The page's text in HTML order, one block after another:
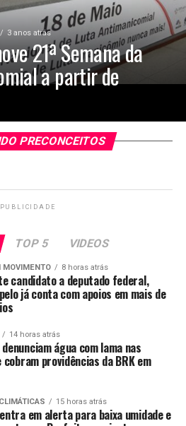
3 anos atrás
21ª Semana da
a partir de
PRECONCEITOS
PUBLICIDADE
TOP 5 VIDEOS
MOVIMENTO 8 horas atrás
candidato a deputado federal,
já conta com apoios em mais de
14 horas atrás
água com lama nas
providências da BRK em
15 horas atrás
em alerta para baixa umidade e